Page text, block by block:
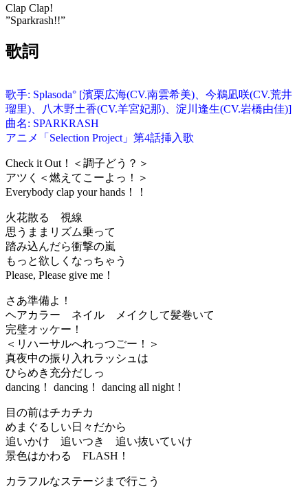
Clap Clap!
”Sparkrash!!”
歌詞
歌手: Splasoda° [濱栗広海(CV.南雲希美)、今鵜凪咲(CV.荒井
瑠里)、八木野土香(CV.羊宮妃那)、淀川逢生(CV.岩橋由佳)]
曲名: SPARKRASH
アニメ「Selection Project」第4話挿入歌
Check it Out！＜調子どう？＞
アツく＜燃えてこーよっ！＞
Everybody clap your hands！！
火花散る 視線
思うままリズム乗って
踏み込んだら衝撃の嵐
もっと欲しくなっちゃう
Please, Please give me！
さあ準備よ！
ヘアカラー ネイル メイクして髪巻いて
完璧オッケー！
＜リハーサルへれっつごー！＞
真夜中の振り入れラッシュは
ひらめき充分だしっ
dancing！ dancing！ dancing all night！
目の前はチカチカ
めまぐるしい日々だから
追いかけ 追いつき 追い抜いていけ
景色はかわる FLASH！
カラフルなステージまで行こう